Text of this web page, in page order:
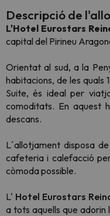
Descripció de
L'Hotel Eurostars
capital del Pirineu
Orientat al sud, a la
habitacions, de les quals
Suite, és ideal per
comoditats. En aquest
descans.
L´allotjament disposa
cafeteria i calefacció
còmoda possible.
L' Hotel Eurostars
a tots aquells que adorin